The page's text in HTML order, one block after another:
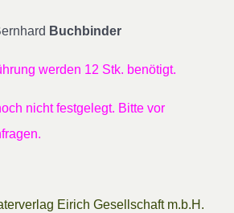
Buchbinder
werden 12 Stk. benötigt.
nicht festgelegt. Bitte vor
Eirich Gesellschaft m.b.H.